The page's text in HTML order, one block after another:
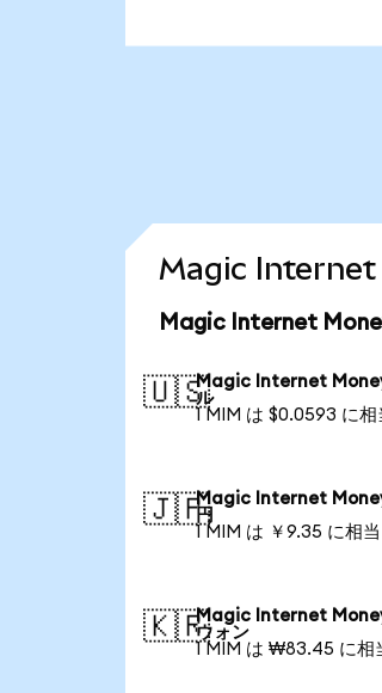
Magic Internet
Magic Internet
🇺🇸Magic Internet
ル
1 MIM は $0.0593 に相
🇯🇵Magic Internet
円
1 MIM は ￥9.35 に相当
🇰🇷Magic Internet
ウォン
1 MIM は ₩83.45 に相